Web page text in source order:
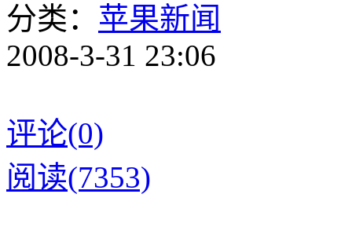
分类： 苹果新闻
2008-3-31 23:06
评论(0)
阅读(7353)